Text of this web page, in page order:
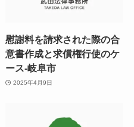
慰謝料を請求された際の合
意書作成と求償権行使のケ
ース-岐阜市
2025年4月9日